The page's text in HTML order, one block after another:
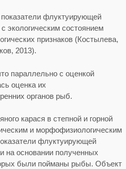
флуктуирующей
экологическим состоянием
признаков (Костылева,
2013).
параллельно с оценкой
оценка их
органов рыб.
карася в степной и горной
и морфофизиологическим
флуктуирующей
на основании полученных
были пойманы рыбы. Объект